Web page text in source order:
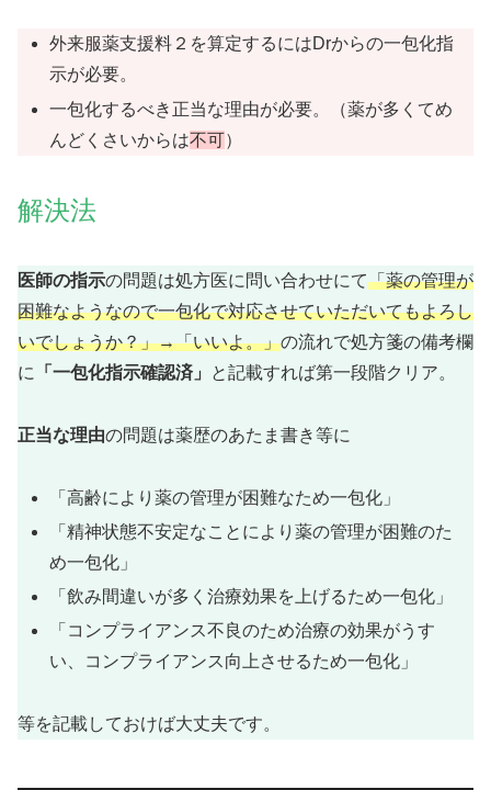
外来服薬支援料２を算定するにはDrからの一包化指
示が必要。
一包化するべき正当な理由が必要。（薬が多くてめ
んどくさいからは不可）
解決法
医師の指示の問題は処方医に問い合わせにて「薬の管理が
困難なようなので一包化で対応させていただいてもよろし
いでしょうか？」→「いいよ。」の流れで処方箋の備考欄
に
「一包化指示確認済」 と記載すれば第一段階クリア。
正当な理由の問題は薬歴のあたま書き等に
「高齢により薬の管理が困難なため一包化」
「精神状態不安定なことにより薬の管理が困難のた
め一包化」
「飲み間違いが多く治療効果を上げるため一包化」
「コンプライアンス不良のため治療の効果がうす
い、コンプライアンス向上させるため一包化」
等を記載しておけば大丈夫です。